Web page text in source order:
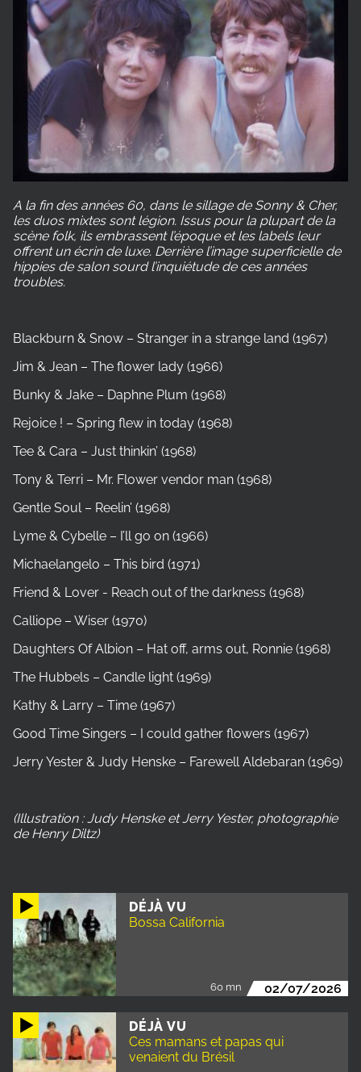
DÉJÀ VU
Bossa California
60 mn 02/07/2026
DÉJÀ VU
Ces mamans et papas qui
venaient du Brésil
A la fin des années 60, dans le sillage de Sonny & Cher,
les duos mixtes sont légion. Issus pour la plupart de la
scène folk, ils embrassent l’époque et les labels leur
offrent un écrin de luxe. Derrière l’image superficielle de
hippies de salon sourd l’inquiétude de ces années
troubles.
Blackburn & Snow – Stranger in a strange land (1967)
Jim & Jean – The flower lady (1966)
Bunky & Jake – Daphne Plum (1968)
Rejoice ! – Spring flew in today (1968)
Tee & Cara – Just thinkin’ (1968)
Tony & Terri – Mr. Flower vendor man (1968)
Gentle Soul – Reelin’ (1968)
Lyme & Cybelle – I’ll go on (1966)
Michaelangelo – This bird (1971)
Friend & Lover - Reach out of the darkness (1968)
Calliope – Wiser (1970)
Daughters Of Albion – Hat off, arms out, Ronnie (1968)
The Hubbels – Candle light (1969)
Kathy & Larry – Time (1967)
Good Time Singers – I could gather flowers (1967)
Jerry Yester & Judy Henske – Farewell Aldebaran (1969)
(Illustration : Judy Henske et Jerry Yester, photographie
de Henry Diltz)